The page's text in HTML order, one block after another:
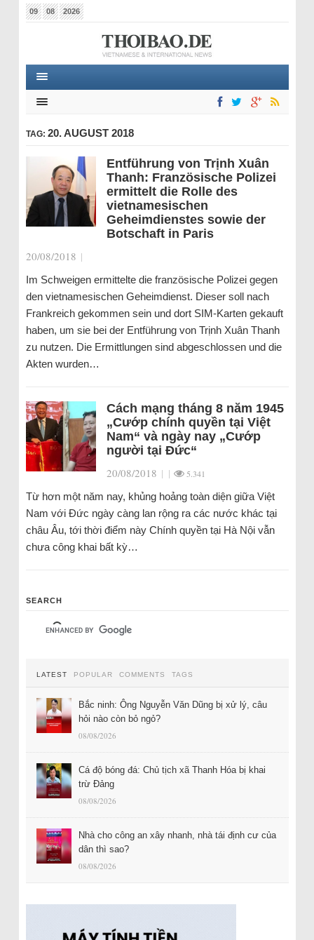
09 08 2026
TAG: 20. AUGUST 2018
Entführung von Trịnh Xuân
Thanh: Französische Polizei
ermittelt die Rolle des
vietnamesischen
Geheimdienstes sowie der
Botschaft in Paris
20/08/2018 |
Im Schweigen ermittelte die französische Polizei gegen
den vietnamesischen Geheimdienst. Dieser soll nach
Frankreich gekommen sein und dort SIM-Karten gekauft
haben, um sie bei der Entführung von Trịnh Xuân Thanh
zu nutzen. Die Ermittlungen sind abgeschlossen und die
Akten wurden…
Cách mạng tháng 8 năm 1945
„Cướp chính quyền tại Việt
Nam“ và ngày nay „Cướp
người tại Đức“
20/08/2018 | | 5.341
Từ hơn một năm nay, khủng hoảng toàn diện giữa Việt
Nam với Đức ngày càng lan rộng ra các nước khác tại
châu Âu, tới thời điểm này Chính quyền tại Hà Nội vẫn
chưa công khai bất kỳ…
SEARCH
LATEST POPULAR COMMENTS TAGS
Bắc ninh: Ông Nguyễn Văn Dũng bị xử lý, câu
hỏi nào còn bỏ ngỏ?
08/08/2026
Cá độ bóng đá: Chủ tịch xã Thanh Hóa bị khai
trừ Đảng
08/08/2026
Nhà cho công an xây nhanh, nhà tái định cư của
dân thì sao?
08/08/2026